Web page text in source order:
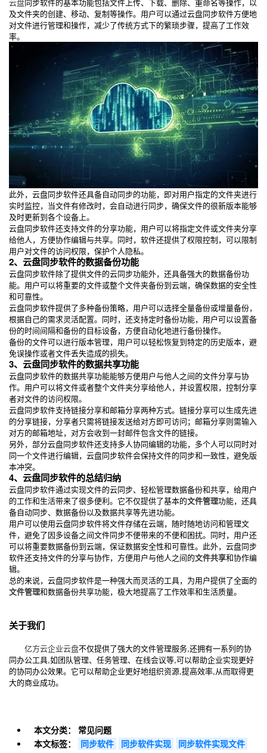
及文件夹的创建、移动、复制等操作。用户可以通过云盘同步软件方便地
对文件进行管理和操作，减少了传统方式下的繁琐步骤，提高了工作效
率。
此外，云盘同步软件还具备自动同步的功能，即对用户指定的文件夹进行
实时监控，当文件有修改时，会自动进行同步，确保文件的很新版本能够
及时更新到各个设备上。
云盘同步软件还支持文件的分享功能，用户可以将指定文件或文件夹分享
给他人，方便协作编辑与共享。同时，软件还提供了权限控制，可以限制
用户对文件的访问权限，保护个人隐私。
2、云盘同步软件的数据备份功能
云盘同步软件除了提供文件的云同步功能外，还具备强大的数据备份功
能。用户可以将重要的文件或整个文件夹备份到云端，确保数据的安全性
和可靠性。
云盘同步软件提供了多种备份策略，用户可以选择全量备份或增量备份，
根据自己的需求灵活配置。同时，还支持定时备份功能，用户可以设置备
份的时间间隔和备份的目标设备，方便自动化地进行备份操作。
备份的文件可以进行版本管理，用户可以轻松恢复到特定的历史版本，避
免误操作或者文件丢失造成的损失。
3、云盘同步软件的数据共享功能
云盘同步软件的数据共享功能能够方便用户与他人之间的文件分享与协
作。用户可以将文件或者整个文件夹分享给他人，并设置权限，控制分享
者对文件的访问权限。
云盘同步软件支持链接分享和邮箱分享两种方式。链接分享可以生成先进
的分享链接，分享者只需将链接发送给对方即可访问；邮箱分享则需输入
对方的邮箱地址，对方会收到一封邮件包含文件的链接。
另外，部分云盘同步软件还支持多人协同编辑的功能，多个人可以同时对
同一个文件进行编辑，云盘同步软件会保持文件的同步和一致性，避免版
本冲突。
4、云盘同步软件的总结归纳
云盘同步软件通过实现文件的云同步、轻松管理数据备份和共享，给用户
的工作和生活带来了很多便利。它不仅提供了基本的文件管理功能，还具
备自动同步、数据备份以及数据共享等先进功能。
用户可以使用云盘同步软件将文件存储在云端，随时随地访问和管理文
件，避免了因多设备之间文件同步不便带来的不便和困扰。同时，用户还
可以将重要数据备份到云端，保证数据安全性和可靠性。此外，云盘同步
软件还支持文件的分享与协作，方便用户与他人之间的文件共享和协作编
辑。
总的来说，云盘同步软件是一种强大而灵活的工具，为用户提供了全面的
文件管理和数据备份共享功能，极大地提高了工作效率和生活质量。
关于我们
亿方云企业云盘不仅提供了强大的文件管理服务,还拥有一系列的协
同办公工具,如团队管理、任务管理、在线会议等,可以帮助企业实现更好
的协同办公效果。它可以帮助企业更好地组织资源,提高效率,从而取得更
大的商业成功。
本文分类：
常见问题
本文标签：
同步软件 同步软件实现
同步软件实现文件